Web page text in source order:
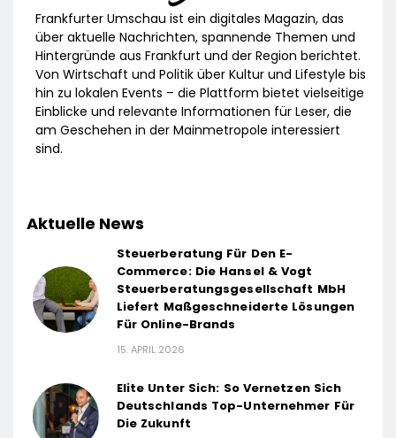
Frankfurter Umschau ist ein digitales Magazin, das
über aktuelle Nachrichten, spannende Themen und
Hintergründe aus Frankfurt und der Region berichtet.
Von Wirtschaft und Politik über Kultur und Lifestyle bis
hin zu lokalen Events – die Plattform bietet vielseitige
Einblicke und relevante Informationen für Leser, die
am Geschehen in der Mainmetropole interessiert
sind.
Aktuelle News
Steuerberatung Für Den E-
Commerce: Die Hansel & Vogt
Steuerberatungsgesellschaft MbH
Liefert Maßgeschneiderte Lösungen
Für Online-Brands
15. APRIL 2026
Elite Unter Sich: So Vernetzen Sich
Deutschlands Top-Unternehmer Für
Die Zukunft